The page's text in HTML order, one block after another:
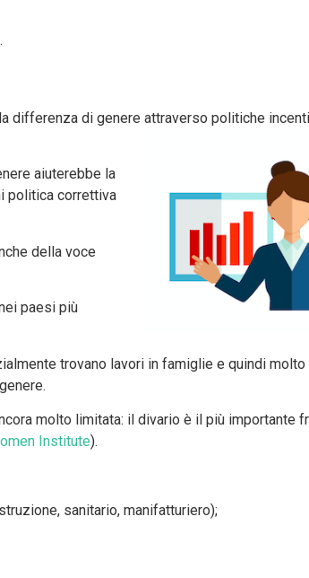
differenza di genere attraverso politiche
aiuterebbe la
politica correttiva
della voce
paesi più
trovano lavori in famiglie e quindi molto
molto limitata: il divario è il più importante
Institute).
sanitario, manifatturiero);